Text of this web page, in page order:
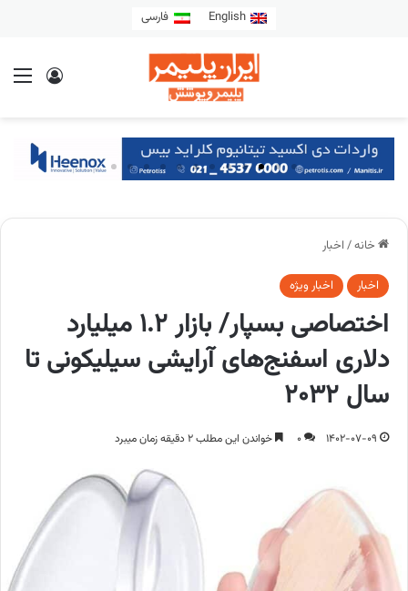
English فارسی
خانه/ اخبار
اخبار اخبار ویژه
اختصاصی بسپار/ بازار 1.2 میلیارد
دلاری اسفنج‌های آرایشی سیلیکونی تا
سال 2032
1402-07-09
0 خواندن این مطلب 2 دقیقه زمان میبرد